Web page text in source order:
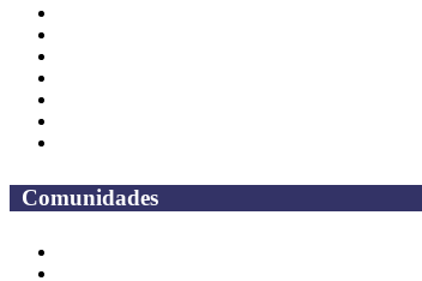
Comunidades